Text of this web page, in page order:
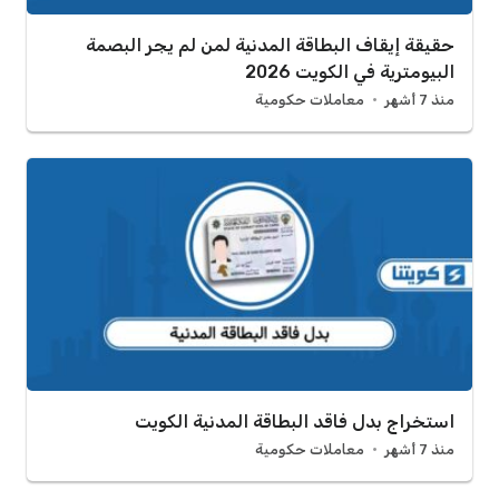
حقيقة إيقاف البطاقة المدنية لمن لم يجر البصمة
البيومترية في الكويت 2026
منذ 7 أشهر معاملات حكومية
استخراج بدل فاقد البطاقة المدنية الكويت
منذ 7 أشهر معاملات حكومية